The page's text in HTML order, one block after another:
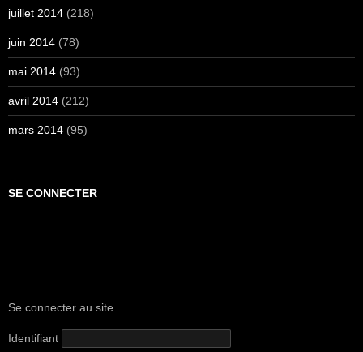
juillet 2014 (218)
juin 2014 (78)
mai 2014 (93)
avril 2014 (212)
mars 2014 (95)
SE CONNECTER
Se connecter au site
Identifiant